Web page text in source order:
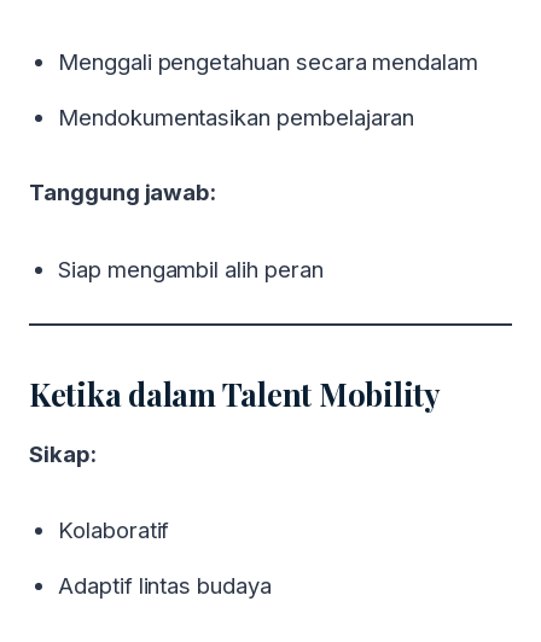
Menggali pengetahuan secara mendalam
Mendokumentasikan pembelajaran
Tanggung jawab:
Siap mengambil alih peran
Ketika dalam Talent Mobility
Sikap:
Kolaboratif
Adaptif lintas budaya